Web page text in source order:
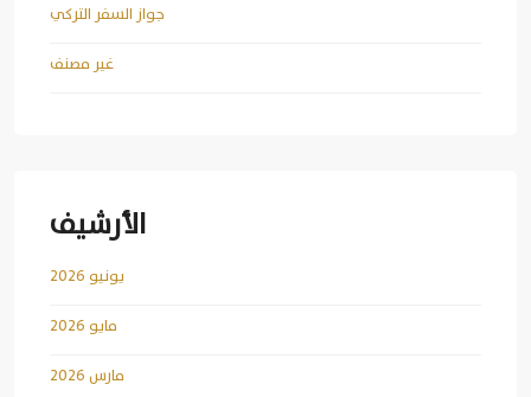
جواز السفر التركي
غير مصنف
الأرشيف
يونيو 2026
مايو 2026
مارس 2026